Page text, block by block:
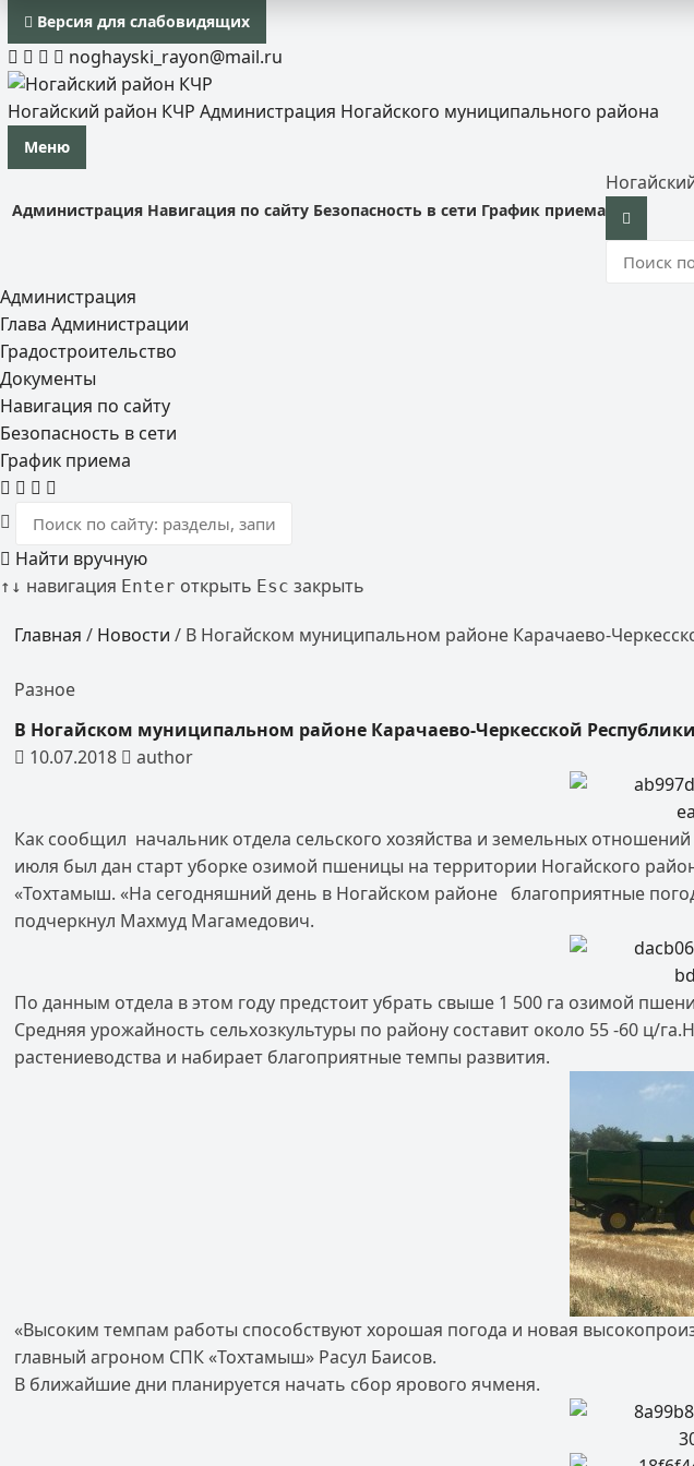
Версия для слабовидящих
noghayski_rayon@mail.ru
Ногайский район КЧР Администрация Ногайского муниципального района
Меню
Администрация Навигация по сайту Безопасность в сети График приема
Администрация
Глава Администрации
Градостроительство
Документы
Навигация по сайту
Безопасность в сети
График приема
Найти вручную
↑ ↓ навигация Enter открыть Esc закрыть
Главная / Новости / В Ногайском муниципальном районе Карачаево-
Разное
В Ногайском муниципальном районе Карачаево-Черкесской
10.07.2018
author
Как сообщил начальник отдела сельского хозяйства и земельных
июля был дан старт уборке озимой пшеницы на территории Ногайского
«Тохтамыш. «На сегодняшний день в Ногайском районе благоприятные
подчеркнул Махмуд Магамедович.
По данным отдела в этом году предстоит убрать свыше 1 500 га озимой
Средняя урожайность сельхозкультуры по району составит около 55 -60 ц/
растениеводства и набирает благоприятные темпы развития.
«Высоким темпам работы способствуют хорошая погода и новая
главный агроном СПК «Тохтамыш» Расул Баисов.
В ближайшие дни планируется начать сбор ярового ячменя.